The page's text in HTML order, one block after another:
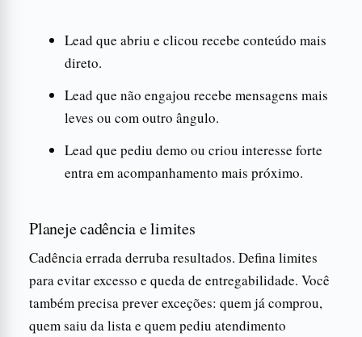
Lead que abriu e clicou recebe conteúdo mais
direto.
Lead que não engajou recebe mensagens mais
leves ou com outro ângulo.
Lead que pediu demo ou criou interesse forte
entra em acompanhamento mais próximo.
Planeje cadência e limites
Cadência errada derruba resultados. Defina limites
para evitar excesso e queda de entregabilidade. Você
também precisa prever exceções: quem já comprou,
quem saiu da lista e quem pediu atendimento